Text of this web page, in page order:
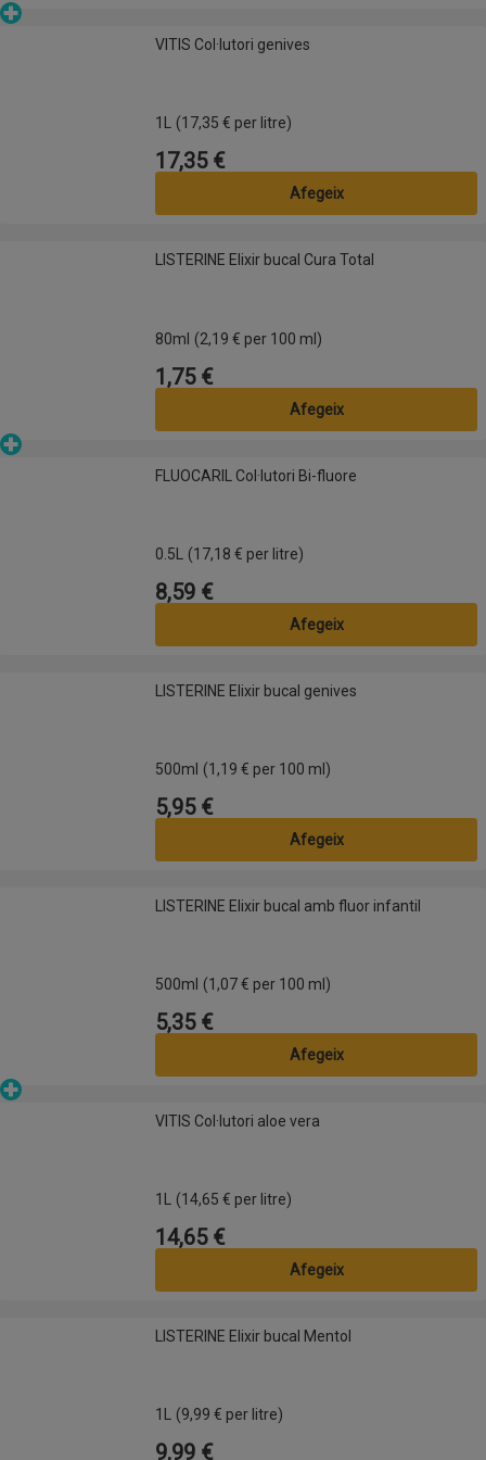
Parafarmàcia
VITIS Col·lutori genives
1L (17,35 € per litre)
Preu
17,35 €
Afegeix
LISTERINE Elixir bucal Cura TotalLISTERINE Elixir bucal Cura Total
80ml (2,19 € per 100 ml)
Preu
1,75 €
Afegeix
FLUOCARIL Col·lutori Bi-fluore
Parafarmàcia
FLUOCARIL Col·lutori Bi-fluore
0.5L (17,18 € per litre)
Preu
8,59 €
Afegeix
LISTERINE Elixir bucal genivesLISTERINE Elixir bucal genives
500ml (1,19 € per 100 ml)
Preu
5,95 €
Afegeix
LISTERINE Elixir bucal amb fluor infantilLISTERINE Elixir bucal amb fluor infantil
500ml (1,07 € per 100 ml)
Preu
5,35 €
Afegeix
VITIS Col·lutori aloe vera
Parafarmàcia
VITIS Col·lutori aloe vera
1L (14,65 € per litre)
Preu
14,65 €
Afegeix
LISTERINE Elixir bucal MentolLISTERINE Elixir bucal Mentol
1L (9,99 € per litre)
Preu
9,99 €